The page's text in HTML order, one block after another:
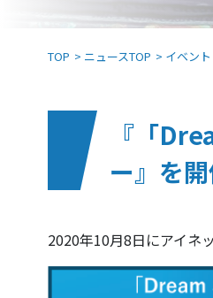
TOP ニュースTOP イベン
『「
ー』を
2020年10月8日にアイネ